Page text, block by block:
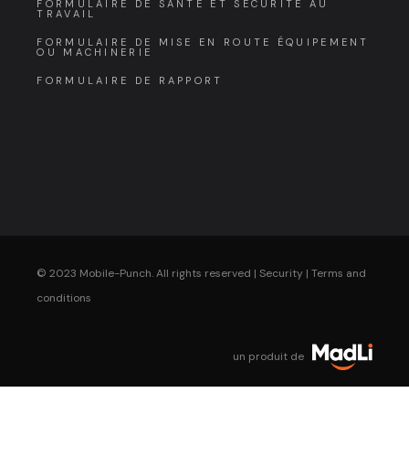
FORMULAIRE DE SANTÉ ET SÉCURITÉ AU
TRAVAIL
FORMULAIRE DE MISE EN ROUTE ÉQUIPEMENT
OU MACHINERIE
FORMULAIRE DE RAPPORT
© 2023 Mobile-Punch. All rights reserved |Security |Terms and
conditions
un produit de